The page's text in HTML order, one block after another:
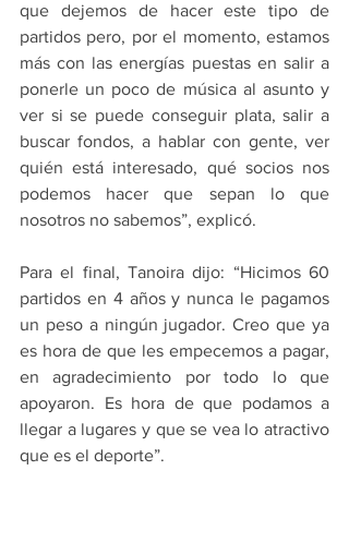
que dejemos de hacer este tipo de
partidos pero, por el momento, estamos
más con las energías puestas en salir a
ponerle un poco de música al asunto y
ver si se puede conseguir plata, salir a
buscar fondos, a hablar con gente, ver
quién está interesado, qué socios nos
podemos hacer que sepan lo que
nosotros no sabemos”, explicó.
Para el final, Tanoira dijo: “Hicimos 60
partidos en 4 años y nunca le pagamos
un peso a ningún jugador. Creo que ya
es hora de que les empecemos a pagar,
en agradecimiento por todo lo que
apoyaron. Es hora de que podamos a
llegar a lugares y que se vea lo atractivo
que es el deporte”.